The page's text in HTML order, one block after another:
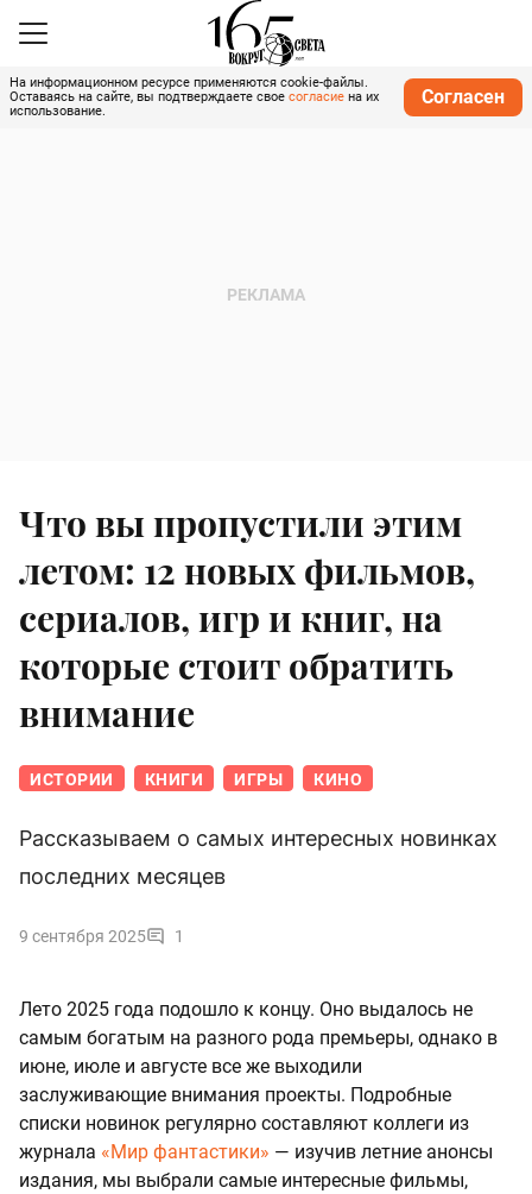
На информационном ресурсе применяются cookie-файлы.
Оставаясь на сайте, вы подтверждаете свое согласие на их
использование.
Согласен
Что вы пропустили этим
летом: 12 новых фильмов,
сериалов, игр и книг, на
которые стоит обратить
внимание
ИСТОРИИ КНИГИ ИГРЫ КИНО
Рассказываем о самых интересных новинках
последних месяцев
9 сентября 2025 1
Лето 2025 года подошло к концу. Оно выдалось не
самым богатым на разного рода премьеры, однако в
июне, июле и августе все же выходили
заслуживающие внимания проекты. Подробные
списки новинок регулярно составляют коллеги из
журнала «Мир фантастики» — изучив летние анонсы
издания, мы выбрали самые интересные фильмы,